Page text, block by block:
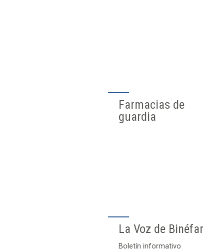
Farmacias de
guardia
La Voz de Binéfar
Boletín informativo